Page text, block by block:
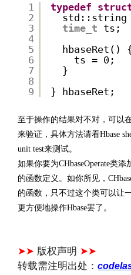
1
2
3
4
5
6
7
8
9
typedef
std::string
time_t ts;
hbaseRet()
ts = 0;
}
} hbaseRet;
至于操作的结果对不对，可以
来验证，具体方法请看Hbase
unit test来测试。
如果你要为CHbaseOperate类
的函数定义。如你所见，
的函数，只不过这个类可以让
更方便地操作Hbase罢了。
➤➤ 版权声明 ➤➤
转载需注明出处：